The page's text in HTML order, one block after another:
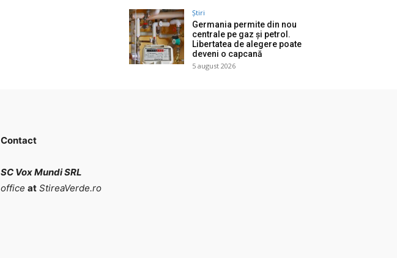
Știri
Germania permite din nou
centrale pe gaz și petrol.
Libertatea de alegere poate
deveni o capcană
5 august 2026
Contact
SC Vox Mundi SRL
office at StireaVerde.ro